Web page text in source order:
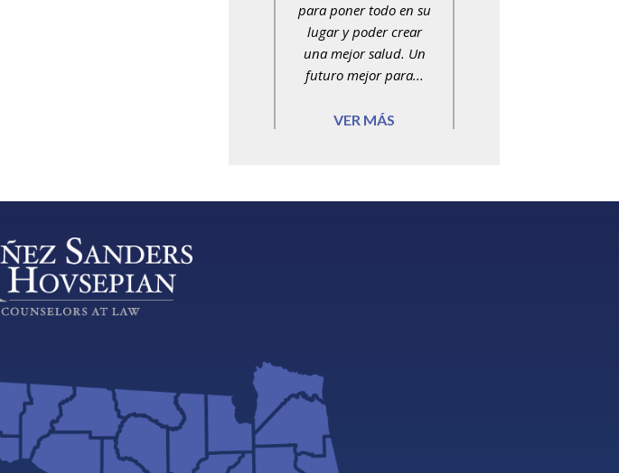
para poner todo en su
lugar y poder crear
una mejor salud. Un
futuro mejor para...
VER MÁS